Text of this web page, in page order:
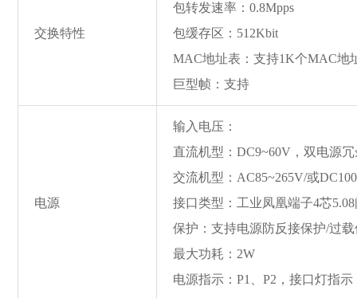
交换特性
包转发速率：0.8Mpps
包缓存区：512Kbit
MAC地址表：支持1K个MAC地
巨型帧：支持
电源
输入电压：
直流机型：DC9~60V，双电源
交流机型：AC85~265V/或
接口类型：工业凤凰端子4芯
保护：支持电源防反接保护/过
最大功耗：2W
电源指示：P1、P2，接口灯指示